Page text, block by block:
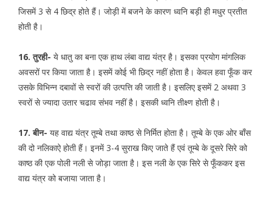
जिसमें 3 से 4 छिद्र होते हैं। जोड़ी में बजने के कारण ध्वनि बड़ी ही मधुर प्रतीत
होती है।
16. तुरही- ये धातु का बना एक हाथ लंबा वाद्य यंत्र है। इसका प्रयोग मांगलिक
अवसरों पर किया जाता है। इसमें कोई भी छिद्र नहीं होता है। केवल हवा फूँक कर
उसके विभिन्न दबावों से स्वरों की उत्पत्ति की जाती है। इसलिए इसमें 2 अथवा 3
स्वरों से ज्यादा उतार चढाव संभव नहीं है। इसकी ध्वनि तीक्ष्ण होती है।
17. बीन- यह वाद्य यंत्र तूम्बे तथा काष्ठ से निर्मित होता है। तूम्बे के एक ओर बाँस
की दो नलिकाऐ होती हैं। इनमें 3-4 सुराख किए जाते हैं एवं तूम्बे के दूसरे सिरे को
काष्ठ की एक पोली नली से जोड़ा जाता है। इस नली के एक सिरे से फूँककर इस
वाद्य यंत्र को बजाया जाता है।